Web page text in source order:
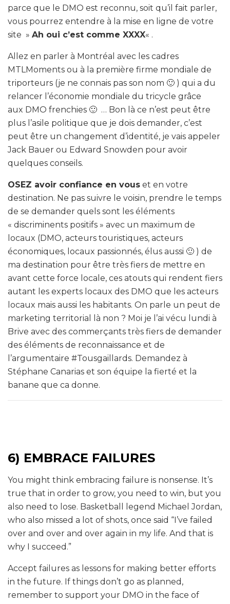
parce que le DMO est reconnu, soit qu’il fait parler,
vous pourrez entendre à la mise en ligne de votre
site » Ah oui c’est comme XXXX« .
Allez en parler à Montréal avec les cadres
MTLMoments ou à la première firme mondiale de
triporteurs (je ne connais pas son nom 🙂 ) qui a du
relancer l’économie mondiale du tricycle grâce
aux DMO frenchies 🙂 … Bon là ce n’est peut être
plus l’asile politique que je dois demander, c’est
peut être un changement d’identité, je vais appeler
Jack Bauer ou Edward Snowden pour avoir
quelques conseils.
OSEZ avoir confiance en vous et en votre
destination. Ne pas suivre le voisin, prendre le temps
de se demander quels sont les éléments
« discriminents positifs » avec un maximum de
locaux (DMO, acteurs touristiques, acteurs
économiques, locaux passionnés, élus aussi 🙂 ) de
ma destination pour être très fiers de mettre en
avant cette force locale, ces atouts qui rendent fiers
autant les experts locaux des DMO que les acteurs
locaux mais aussi les habitants. On parle un peut de
marketing territorial là non ? Moi je l’ai vécu lundi à
Brive avec des commerçants très fiers de demander
des éléments de reconnaissance et de
l’argumentaire #Tousgaillards. Demandez à
Stéphane Canarias et son équipe la fierté et la
banane que ca donne.
6) EMBRACE FAILURES
You might think embracing failure is nonsense. It’s
true that in order to grow, you need to win, but you
also need to lose. Basketball legend Michael Jordan,
who also missed a lot of shots, once said “I’ve failed
over and over and over again in my life. And that is
why I succeed.”
Accept failures as lessons for making better efforts
in the future. If things don’t go as planned,
remember to support your DMO in the face of